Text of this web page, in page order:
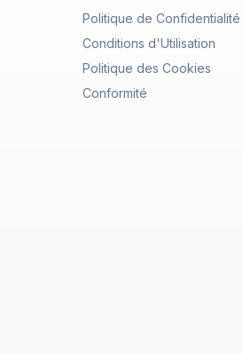
Politique de Confidentialité
Conditions d'Utilisation
Politique des Cookies
Conformité